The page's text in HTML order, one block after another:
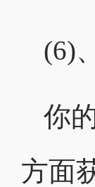
(6)
你
方面